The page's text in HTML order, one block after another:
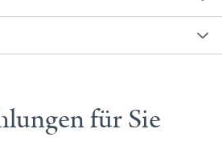
für Sie